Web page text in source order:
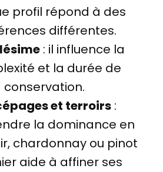
profil répond à des
différentes.
: il influence la
et la durée de
conservation.
et terroirs:
la dominance en
chardonnay ou pinot
aide à affiner ses